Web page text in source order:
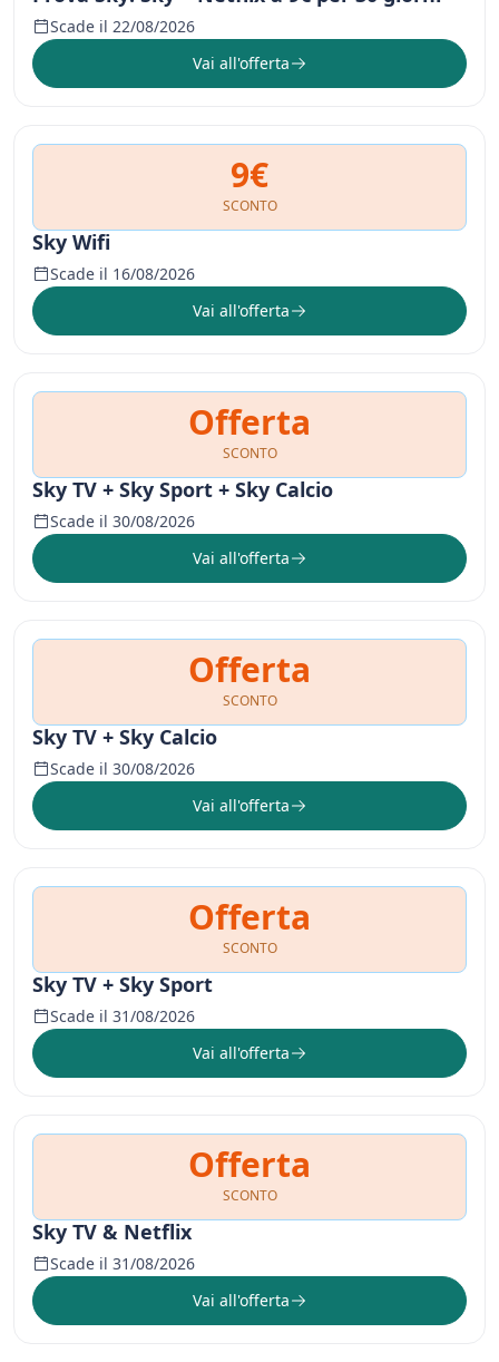
Scade il 22/08/2026
Vai all'offerta
9€
SCONTO
Sky Wifi
Scade il 16/08/2026
Vai all'offerta
Offerta
SCONTO
Sky TV + Sky Sport + Sky Calcio
Scade il 30/08/2026
Vai all'offerta
Offerta
SCONTO
Sky TV + Sky Calcio
Scade il 30/08/2026
Vai all'offerta
Offerta
SCONTO
Sky TV + Sky Sport
Scade il 31/08/2026
Vai all'offerta
Offerta
SCONTO
Sky TV & Netflix
Scade il 31/08/2026
Vai all'offerta